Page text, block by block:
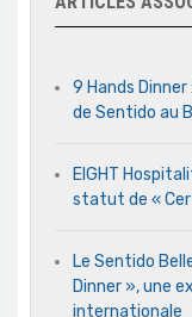
9 Hands
de Sentido au
EIGHT
statut de «
Le Sentido
Dinner », une
internationale